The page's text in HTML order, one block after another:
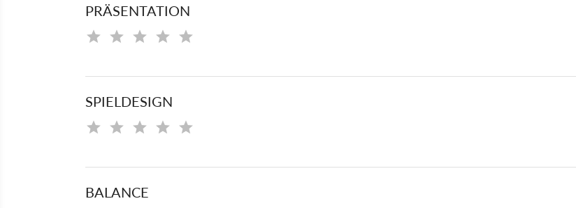
PRÄSENTATION
SPIELDESIGN
BALANCE